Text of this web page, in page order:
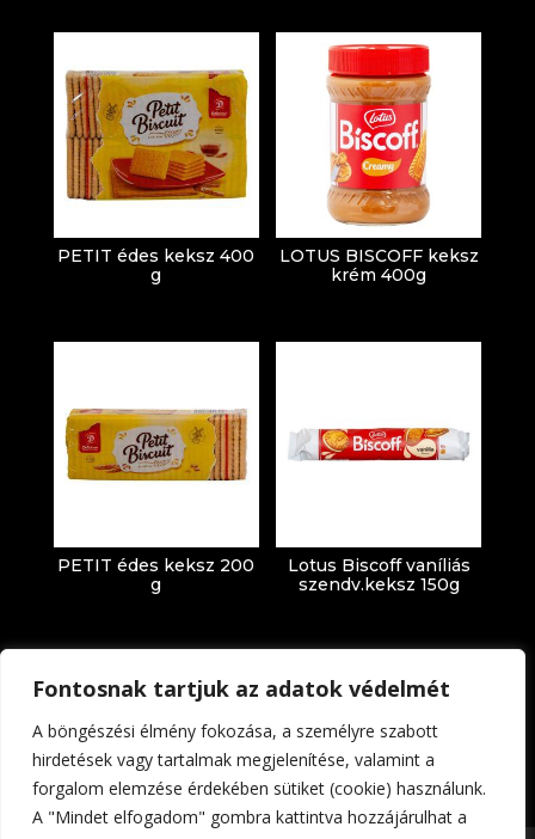
Fontosnak tartjuk az adatok védelmét
A böngészési élmény fokozása, a személyre szabott
hirdetések vagy tartalmak megjelenítése, valamint a
forgalom elemzése érdekében sütiket (cookie) használunk.
A "Mindet elfogadom" gombra kattintva hozzájárulhat a
PETIT édes keksz 400
g
LOTUS BISCOFF keksz
krém 400g
PETIT édes keksz 200
g
Lotus Biscoff vaníliás
szendv.keksz 150g
Impresszum Adatkezelési tájékoztató